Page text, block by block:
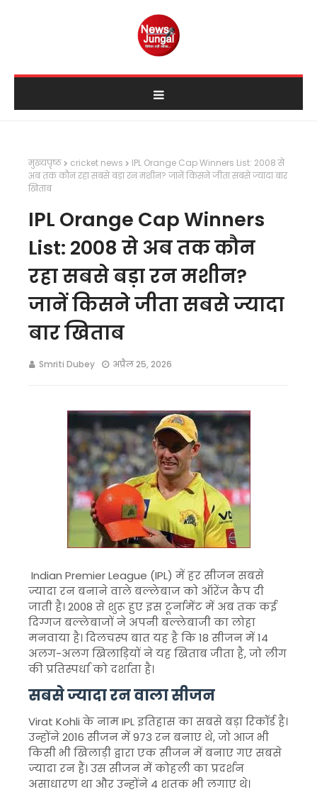
मुख्यपृष्ठ cricket news
IPL Orange Cap Winners List: 2008 से
अब तक कौन रहा सबसे बड़ा रन मशीन? जानें किसने जीता सबसे ज्यादा बार
खिताब
IPL Orange Cap Winners
List: 2008 से अब तक कौन
रहा सबसे बड़ा रन मशीन?
जानें किसने जीता सबसे ज्यादा
बार खिताब
Smriti Dubey अप्रैल 25, 2026
Indian Premier League (IPL) में हर सीजन सबसे
ज्यादा रन बनाने वाले बल्लेबाज को ऑरेंज कैप दी
जाती है। 2008 से शुरू हुए इस टूर्नामेंट में अब तक कई
दिग्गज बल्लेबाजों ने अपनी बल्लेबाजी का लोहा
मनवाया है। दिलचस्प बात यह है कि 18 सीजन में 14
अलग-अलग खिलाड़ियों ने यह खिताब जीता है, जो लीग
की प्रतिस्पर्धा को दर्शाता है।
सबसे ज्यादा रन वाला सीजन
Virat Kohli के नाम IPL इतिहास का सबसे बड़ा रिकॉर्ड है।
उन्होंने 2016 सीजन में 973 रन बनाए थे, जो आज भी
किसी भी खिलाड़ी द्वारा एक सीजन में बनाए गए सबसे
ज्यादा रन हैं। उस सीजन में कोहली का प्रदर्शन
असाधारण था और उन्होंने 4 शतक भी लगाए थे।